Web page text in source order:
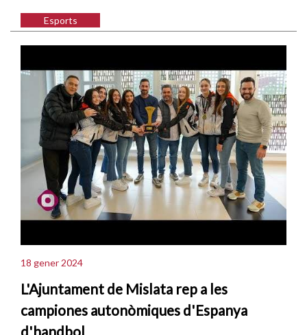
Esports
18 gener 2024
L'Ajuntament de Mislata rep a les
campiones autonòmiques d'Espanya
d'handbol